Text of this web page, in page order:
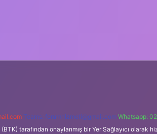
Teams: forumhizmeti@gmail.com Whatsapp:
tarafından onaylanmış bir Yer Sağlayıcı